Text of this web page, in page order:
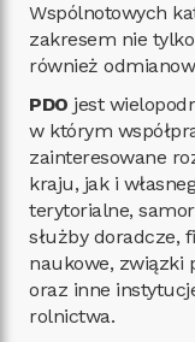
Wspólnotowych
zakresem nie
również
PDO jest
w którym
zainteresowane
kraju, jak i
terytorialne,
służby doradcze,
naukowe, związki
oraz inne
rolnictwa.